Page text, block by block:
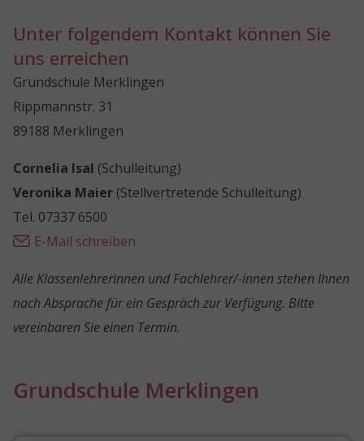
Unter folgendem Kontakt können Sie
uns erreichen
Grundschule Merklingen
Rippmannstr. 31
89188 Merklingen
Cornelia Isal (Schulleitung)
Veronika Maier (Stellvertretende Schulleitung)
Tel. 07337 6500
E-Mail schreiben
Alle Klassenlehrerinnen und Fachlehrer/-innen stehen Ihnen
nach Absprache für ein Gespräch zur Verfügung. Bitte
vereinbaren Sie einen Termin.
Grundschule Merklingen